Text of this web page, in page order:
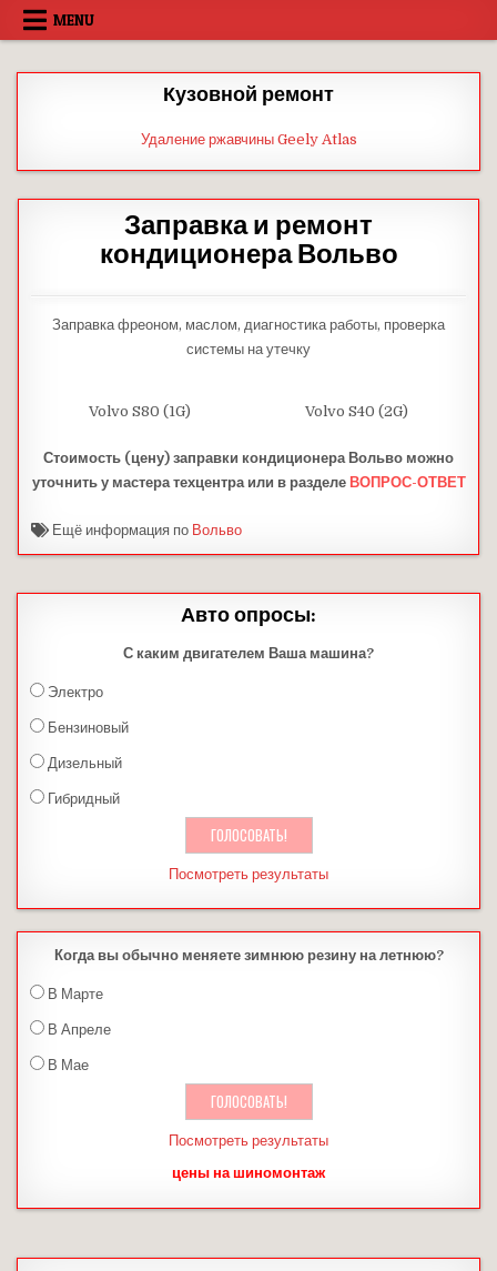
Skip
MENU
Кузовной ремонт
Удаление ржавчины Geely Atlas
Заправка и ремонт
кондиционера Вольво
Заправка фреоном, маслом, диагностика работы, проверка
системы на утечку
Volvo S80 (1G) Volvo S40 (2G)
Стоимость (цену) заправки кондиционера Вольво можно
уточнить у мастера техцентра или в разделе ВОПРОС-ОТВЕТ
Ещё информация по Вольво
Авто опросы:
С каким двигателем Ваша машина?
Электро
Бензиновый
Дизельный
Гибридный
Посмотреть результаты
Когда вы обычно меняете зимнюю резину на летнюю?
В Марте
В Апреле
В Мае
Посмотреть результаты
цены на шиномонтаж